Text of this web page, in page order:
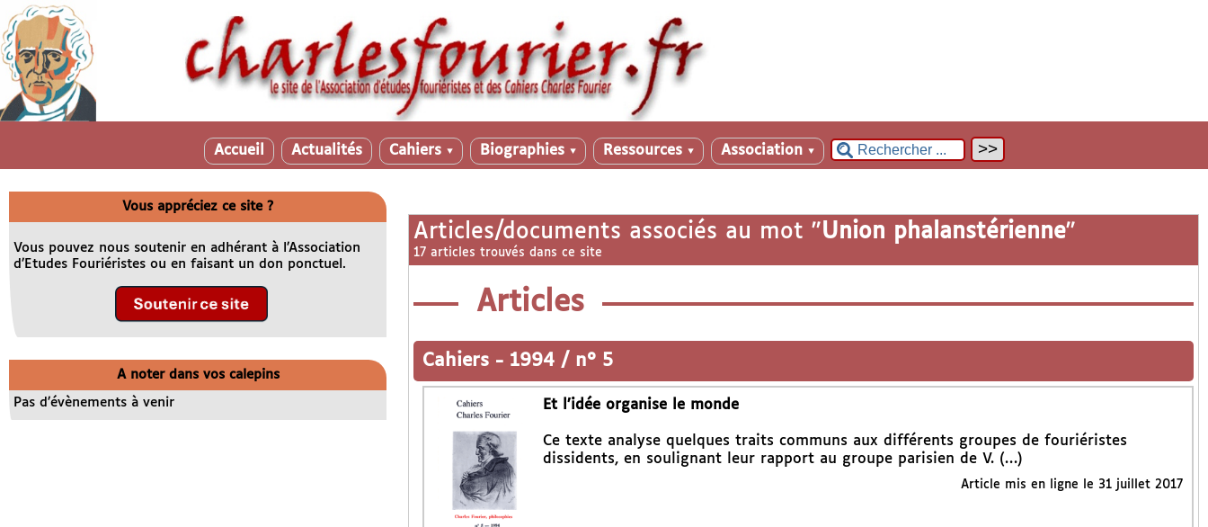
Accueil Actualités Cahiers ▼ Biographies ▼ Ressources ▼ Association ▼
Articles/documents associés au mot "Union phalanstérienne"
17 articles trouvés dans ce site
Articles
Cahiers - 1994 / n° 5
Et l’idée organise le monde
Ce texte analyse quelques traits communs aux différents groupes de fouriéristes
dissidents, en soulignant leur rapport au groupe parisien de V. (…)
Article mis en ligne le 31 juillet 2017
Vous appréciez ce site ?
Vous pouvez nous soutenir en adhérant à l’Association
d’Etudes Fouriéristes ou en faisant un don ponctuel.
A noter dans vos calepins
Pas d’évènements à venir